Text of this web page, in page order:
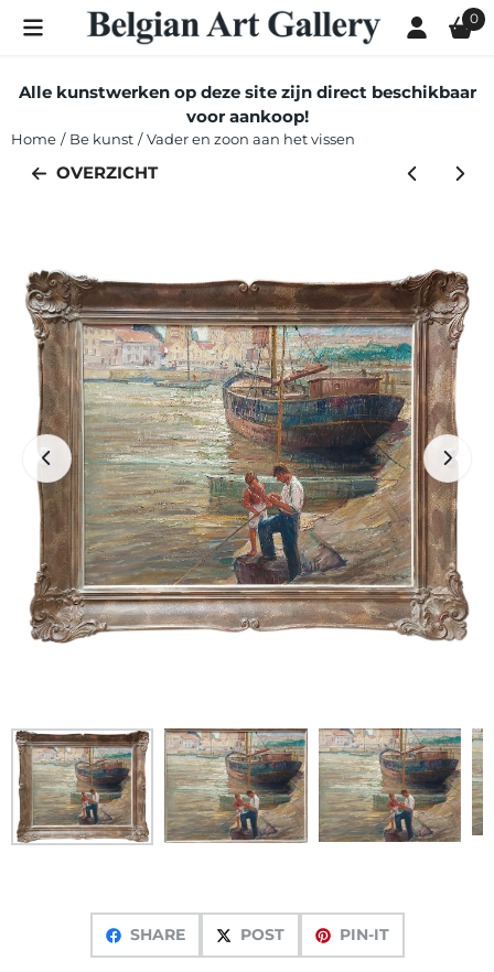
Cookievoorkeuren zijn momenteel gesloten. 0
Alle kunstwerken op deze site zijn direct beschikbaar
voor aankoop!
Home / Be kunst / Vader en zoon aan het vissen
OVERZICHT
SHARE POST PIN-IT